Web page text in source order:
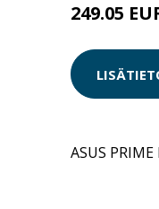
249.05
ASUS